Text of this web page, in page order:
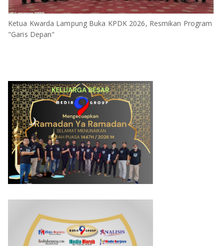
Ketua Kwarda Lampung Buka KPDK 2026, Resmikan Program
"Garis Depan"